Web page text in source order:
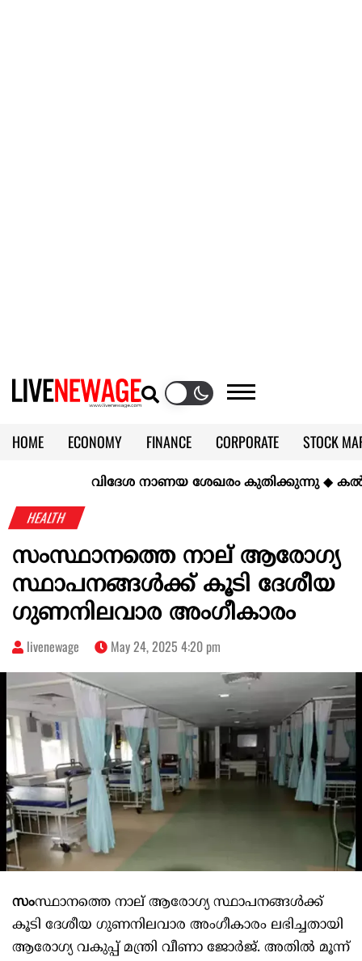
HOME ECONOMY FINANCE CORPORATE
STOCK
KERALA @70
വിദേശ നാണയ ശേഖരം കുതിക്കുന്നു◆
HEALTH
സംസ്ഥാനത്തെ നാല് ആരോഗ്യ
സ്ഥാപനങ്ങൾക്ക് കൂടി ദേശീയ
ഗുണനിലവാര അംഗീകാരം
livenewage May 24, 2025 4:20 pm
സംസ്ഥാനത്തെ നാല് ആരോഗ്യ സ്ഥാപനങ്ങൾക്ക്
കൂടി ദേശീയ ഗുണനിലവാര അംഗീകാരം ലഭിച്ചതായി
ആരോഗ്യ വകുപ്പ് മന്ത്രി വീണാ ജോർജ്. അതിൽ മൂന്ന്